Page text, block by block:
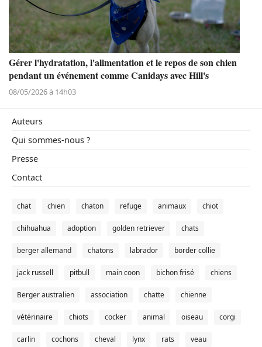
Gérer l'hydratation, l'alimentation et le repos de son chien
pendant un événement comme Canidays avec Hill's
08/05/2026 à 14h03
Auteurs
Qui sommes-nous ?
Presse
Contact
chat chien chaton refuge animaux chiot
chihuahua adoption golden retriever chats
berger allemand chatons labrador border collie
jack russell pitbull main coon bichon frisé chiens
Berger australien association chatte chienne
vétérinaire chiots cocker animal oiseau corgi
carlin cochons cheval lynx rats veau